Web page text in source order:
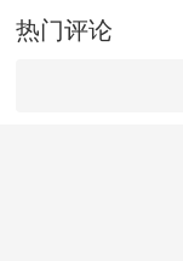
热门评论